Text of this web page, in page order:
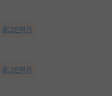
로그인하기
로그인하기